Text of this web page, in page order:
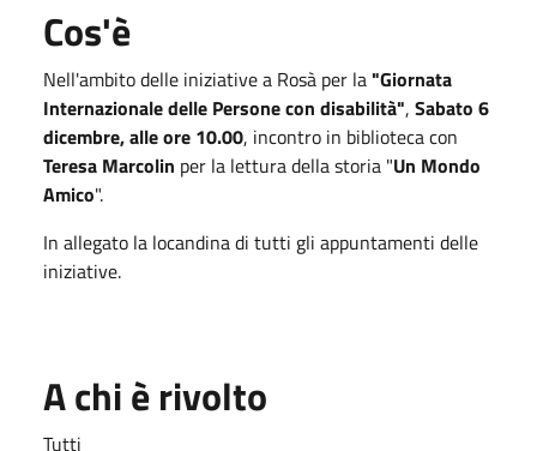
Cos'è
Nell'ambito delle iniziative a Rosà per la"Giornata
Internazionale delle Persone con disabilità", Sabato 6
dicembre, alle ore 10.00, incontro in biblioteca con
Teresa Marcolin per la lettura della storia "Un Mondo
Amico".
In allegato la locandina di tutti gli appuntamenti delle
iniziative.
A chi è rivolto
Tutti